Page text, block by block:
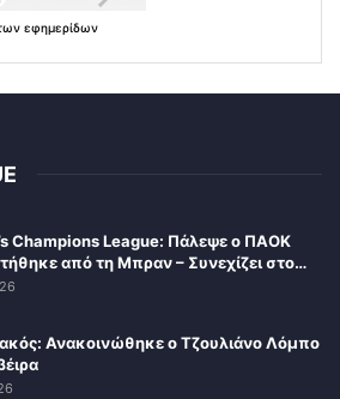
εφημερίδων
Champions League: Πάλεψε ο ΠΑΟΚ
από τη Μπραν – Συνεχίζει στο…
Ανακοινώθηκε ο Τζουλιάνο Λόμπο